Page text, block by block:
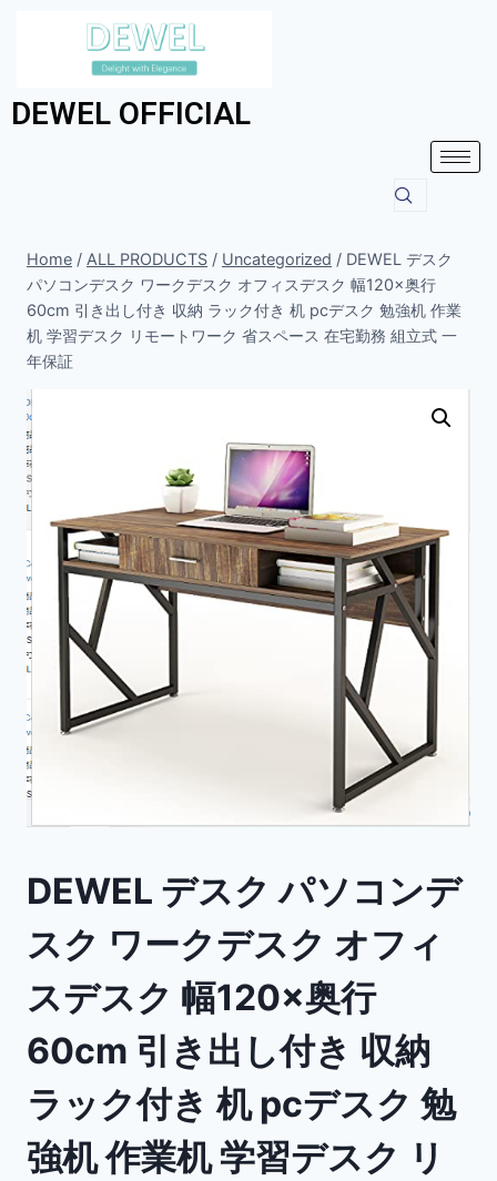
DEWEL OFFICIAL
Home / ALL PRODUCTS / Uncategorized / DEWEL デスク
パソコンデスク ワークデスク オフィスデスク 幅120×奥行
60cm 引き出し付き 収納 ラック付き 机 pcデスク 勉強机 作業
机 学習デスク リモートワーク 省スペース 在宅勤務 組立式 一
年保証
DEWEL デスク パソコンデ
スク ワークデスク オフィ
スデスク 幅120×奥行
60cm 引き出し付き 収納
ラック付き 机 pcデスク 勉
強机 作業机 学習デスク リ